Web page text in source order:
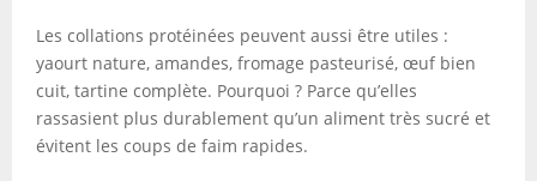
Les collations protéinées peuvent aussi être utiles :
yaourt nature, amandes, fromage pasteurisé, œuf bien
cuit, tartine complète. Pourquoi ? Parce qu’elles
rassasient plus durablement qu’un aliment très sucré et
évitent les coups de faim rapides.